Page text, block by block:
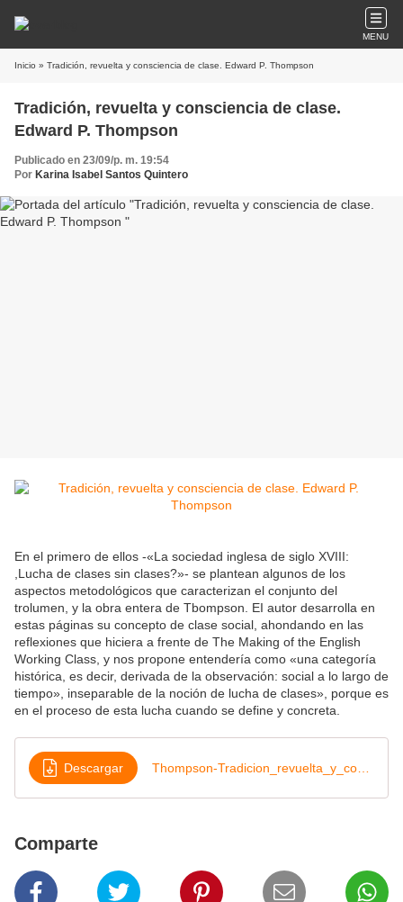
MENU
Inicio » Tradición, revuelta y consciencia de clase. Edward P. Thompson
Tradición, revuelta y consciencia de clase.
Edward P. Thompson
Publicado en 23/09/p. m. 19:54
Por Karina Isabel Santos Quintero
En el primero de ellos -«La sociedad inglesa de siglo XVIII:
,Lucha de clases sin clases?»- se plantean algunos de los
aspectos metodológicos que caracterizan el conjunto del
trolumen, y la obra entera de Tbompson. EI autor desarrolla en
estas páginas su concepto de clase social, ahondando en las
reflexiones que hiciera a frente de The Making of the English
Working Class, y nos propone entendería como «una categoría
histórica, es decir, derivada de la observación: social a lo largo de
tiempo», inseparable de la noción de lucha de clases», porque es
en el proceso de esta lucha cuando se define y concreta.
Descargar
Comparte